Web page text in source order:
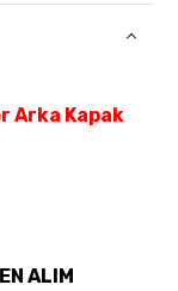
Arka Kapak
ALIM